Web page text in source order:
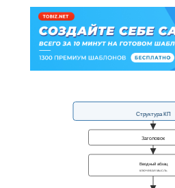
Структура КП
Заголовок
Вводный абзац
ключевая мысль